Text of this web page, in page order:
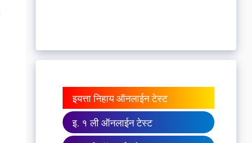
इयत्ता निहाय ऑनलाईन टेस्ट
इ. १ ली ऑनलाईन टेस्ट